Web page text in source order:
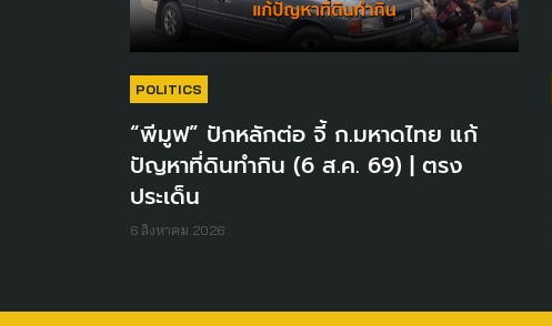
POLITICS
“พีมูฟ” ปักหลักต่อ จี้ ก.มหาดไทย แก้
ปัญหาที่ดินทำกิน (6 ส.ค. 69) | ตรง
ประเด็น
6 สิงหาคม 2026